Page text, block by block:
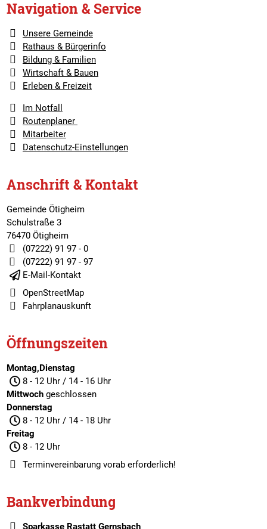
Navigation & Service
Unsere Gemeinde
Rathaus & Bürgerinfo
Bildung & Familien
Wirtschaft & Bauen
Erleben & Freizeit
Im Notfall
Routenplaner
Mitarbeiter
Datenschutz-Einstellungen
Anschrift & Kontakt
Gemeinde Ötigheim
Schulstraße 3
76470 Ötigheim
(07222) 91 97 - 0
(07222) 91 97 - 97
E-Mail-Kontakt
OpenStreetMap
Fahrplanauskunft
Öffnungszeiten
Montag,Dienstag
8 - 12 Uhr / 14 - 16 Uhr
Mittwochgeschlossen
Donnerstag
8 - 12 Uhr / 14 - 18 Uhr
Freitag
8 - 12 Uhr
Terminvereinbarungvorab erforderlich!
Bankverbindung
Sparkasse Rastatt Gernsbach